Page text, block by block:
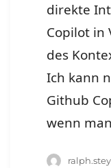
direkte
Copilot in
des
Ich kann
Github
wenn
Autor